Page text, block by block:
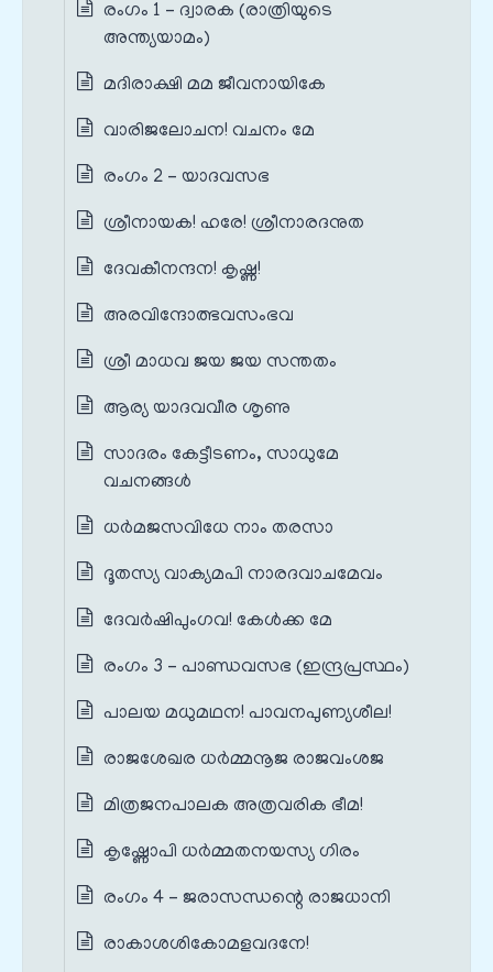
രംഗം 1 – ദ്വാരക (രാത്രിയുടെ
അന്ത്യയാമം)
മദിരാക്ഷി മമ ജീവനായികേ
വാരിജലോചന! വചനം മേ
രംഗം 2 – യാദവസഭ
ശ്രീനായക! ഹരേ! ശ്രീനാരദനുത
ദേവകീനന്ദന! കൃഷ്ണ!
അരവിന്ദോത്ഭവസംഭവ
ശ്രീ മാധവ ജയ ജയ സന്തതം
ആര്യ യാദവവീര ശൃണു
സാദരം കേട്ടീടണം, സാധുമേ
വചനങ്ങൾ
ധർമജസവിധേ നാം തരസാ
ദൂതസ്യ വാക്യമപി നാരദവാചമേവം
ദേവർഷിപുംഗവ! കേൾക്ക മേ
രംഗം 3 – പാണ്ഡവസഭ (ഇന്ദ്രപ്രസ്ഥം)
പാലയ മധുമഥന! പാവനപുണ്യശീല!
രാജശേഖര ധർമ്മനൂജ രാജവംശജ
മിത്രജനപാലക അത്രവരിക ഭീമ!
കൃഷ്ണോപി ധർമ്മതനയസ്യ ഗിരം
രംഗം 4 – ജരാസന്ധന്റെ രാജധാനി
രാകാശശികോമളവദനേ!